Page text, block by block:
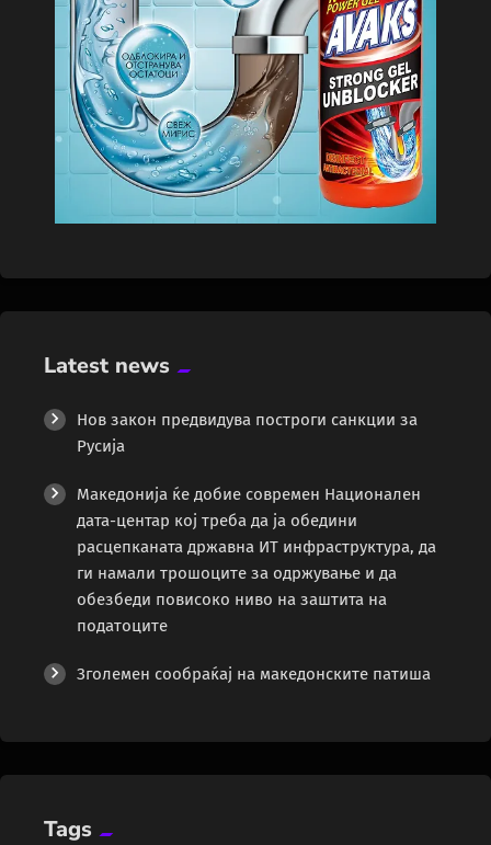
Latest news
Нов закон предвидува построги санкции за
Русија
Македонија ќе добие современ Национален
дата-центар кој треба да ја обедини
расцепканата државна ИТ инфраструктура, да
ги намали трошоците за одржување и да
обезбеди повисоко ниво на заштита на
податоците
Зголемен сообраќај на македонските патиша
Tags